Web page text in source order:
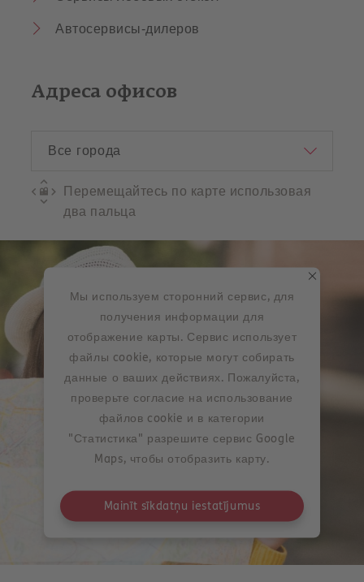
Автосервисы-дилеров
Адреса офисов
Перемещайтесь по карте использовая
два пальца
Мы используем сторонний сервис, для
получения информации для
отображение карты. Сервис использует
файлы cookie, которые могут собирать
данные о ваших действиях. Пожалуйста,
проверьте согласие на использование
файлов cookie и в категории
"Статистика" разрешите сервис Google
Maps, чтобы отобразить карту.
Mainīt sīkdatņu iestatījumus